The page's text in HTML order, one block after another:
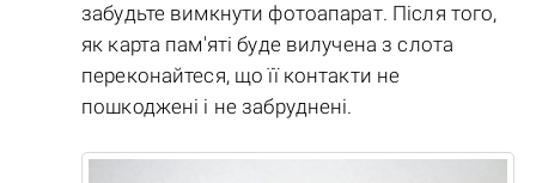
забудьте вимкнути фотоапарат. Після того,
як карта пам'яті буде вилучена з слота
переконайтеся, що її контакти не
пошкоджені і не забруднені.